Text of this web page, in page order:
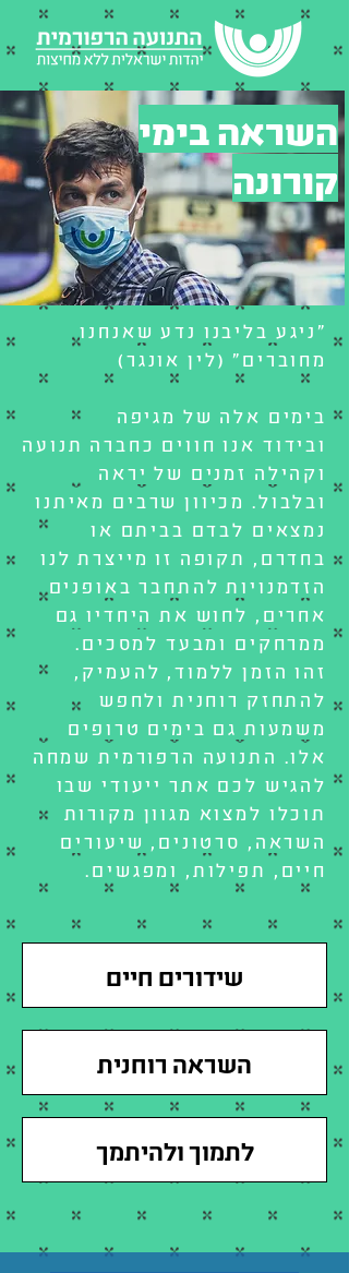
השראה בימי
קורונה
"ניגע בליבנו נדע שאנחנו
מחוברים" (לין אונגר) ​
בימים אלה של מגיפה
ובידוד אנו חווים כחברה תנועה
וקהילה זמנים של יראה
ובלבול. מכיוון שרבים מאיתנו
נמצאים לבדם בביתם או
בחדרם, תקופה זו מייצרת לנו
הזדמנויות להתחבר באופנים
אחרים, לחוש את היחדיו גם
ממרחקים ומבעד למסכים.
זהו הזמן ללמוד, להעמיק,
להתחזק רוחנית ולחפש
משמעות גם בימים טרופים
אלו. התנועה הרפורמית שמחה
להגיש לכם אתר ייעודי שבו
תוכלו למצוא מגוון מקורות
השראה, סרטונים, שיעורים
חיים, תפילות, ומפגשים.
שידורים חיים
השראה רוחנית
לתמוך ולהיתמך